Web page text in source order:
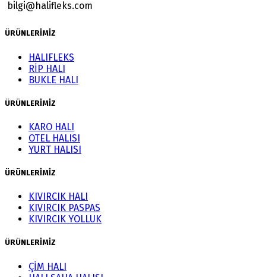
bilgi@halifleks.com
ÜRÜNLERİMİZ
HALIFLEKS
RİP HALI
BUKLE HALI
ÜRÜNLERİMİZ
KARO HALI
OTEL HALISI
YURT HALISI
ÜRÜNLERİMİZ
KIVIRCIK HALI
KIVIRCIK PASPAS
KIVIRCIK YOLLUK
ÜRÜNLERİMİZ
ÇİM HALI